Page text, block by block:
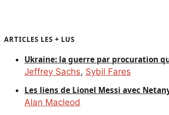
ARTICLES LES + LUS
Ukraine: la guerre par procuration
Jeffrey Sachs, Sybil Fares
Les liens de Lionel Messi avec
Alan Macleod